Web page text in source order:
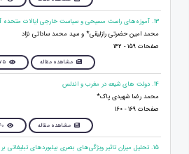
13. آموزه‌های راست مسیحی و سیاست خارجی ایالات متحده آمریکا
محمد امین حضرتی رازلیقی* و سید محمد ساداتی نژاد
صفحات 159 - 142
مشاهده مقاله 1675
14. دولت های شیعه در مغرب و اندلس
محمد رضا شهیدی پاک*
صفحات 169 - 160
مشاهده مقاله
15. تحلیل میزان تاثیر ویژگی‌های بصری بیلبوردهای تبلیغاتی